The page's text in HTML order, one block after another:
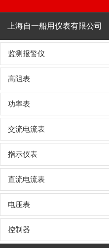
上海自一船用仪表有限公司
监测报警仪
高阻表
功率表
交流电流表
指示仪表
直流电流表
电压表
控制器